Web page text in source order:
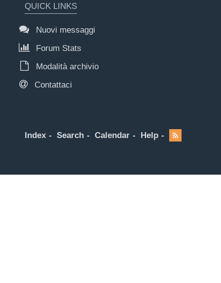
QUICK LINKS
Nuovi messaggi
Forum Stats
Modalità archivio
Contattaci
Index Search Calendar Help